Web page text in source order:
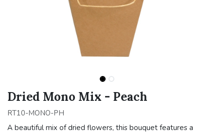
Dried Mono Mix - Peach
RT10-MONO-PH
A beautiful mix of dried flowers, this bouquet features a